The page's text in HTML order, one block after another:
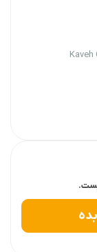
Kaveh